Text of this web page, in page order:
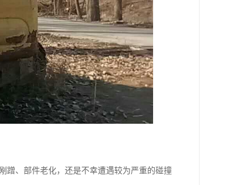
蹭、部件老化，还是不幸遭遇较为严重的碰撞